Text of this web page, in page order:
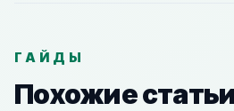
ГАЙДЫ
Похожие статьи